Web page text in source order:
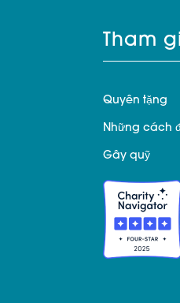
Tham
Quyên tặng
Những cách
Gây quỹ